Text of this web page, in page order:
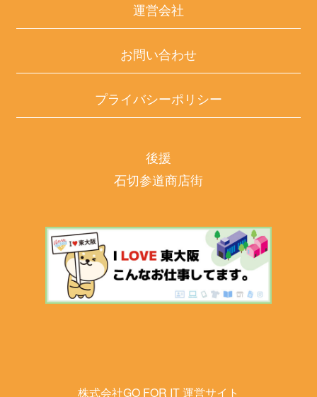
運営会社
お問い合わせ
プライバシーポリシー
後援
石切参道商店街
株式会社GO FOR IT 運営サイト